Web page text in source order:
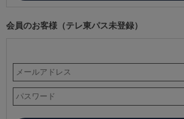
会員のお客様（テレ東パス未登録）